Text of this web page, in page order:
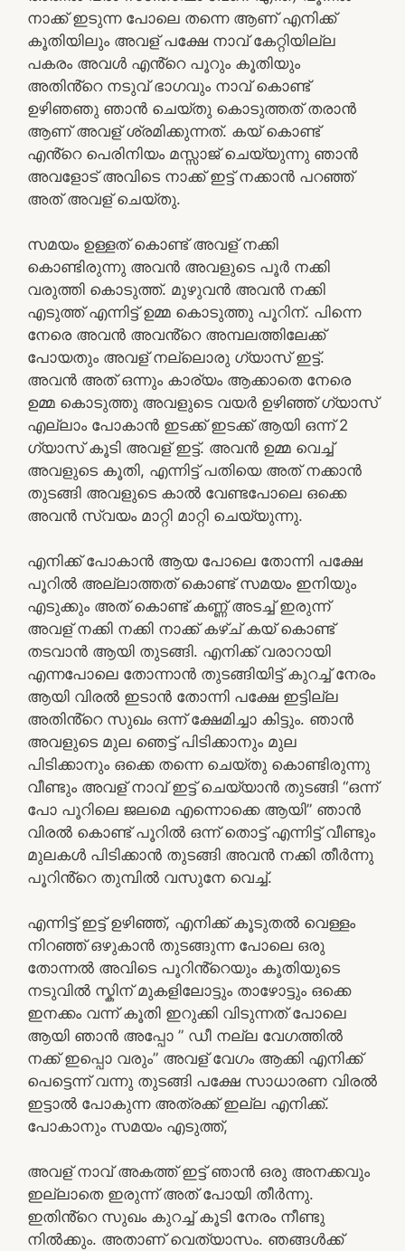
നാക്ക് ഇടുന്ന പോലെ തന്നെ ആണ് എനിക്ക്
കൂതിയിലും അവള് പക്ഷേ നാവ് കേറ്റിയില്ല
പകരം അവൾ എൻ്റെ പൂറും കൂതിയും
അതിൻ്റെ നടുവ് ഭാഗവും നാവ് കൊണ്ട്
ഉഴിഞഞു ഞാൻ ചെയ്തു കൊടുത്തത് തരാൻ
ആണ് അവള് ശ്രമിക്കുന്നത്. കയ് കൊണ്ട്
എൻ്റെ പെരിനിയം മസ്സാജ് ചെയ്യുന്നു ഞാൻ
അവളോട് അവിടെ നാക്ക് ഇട്ട് നക്കാൻ പറഞ്ഞ്
അത് അവള് ചെയ്തു.
സമയം ഉള്ളത് കൊണ്ട് അവള് നക്കി
കൊണ്ടിരുന്നു അവൻ അവളുടെ പൂർ നക്കി
വരുത്തി കൊടുത്ത്. മുഴുവൻ അവൻ നക്കി
എടുത്ത് എന്നിട്ട് ഉമ്മ കൊടുത്തു പൂറിന്. പിന്നെ
നേരെ അവൻ അവൻ്റെ അമ്പലത്തിലേക്ക്
പോയതും അവള് നല്ലൊരു ഗ്യാസ് ഇട്ട്.
അവൻ അത് ഒന്നും കാര്യം ആക്കാതെ നേരെ
ഉമ്മ കൊടുത്തു അവളുടെ വയർ ഉഴിഞ്ഞ് ഗ്യാസ്
എല്ലാം പോകാൻ ഇടക്ക് ഇടക്ക് ആയി ഒന്ന് 2
ഗ്യാസ് കൂടി അവള് ഇട്ട്. അവൻ ഉമ്മ വെച്ച്
അവളുടെ കൂതി, എന്നിട്ട് പതിയെ അത് നക്കാൻ
തുടങ്ങി അവളുടെ കാൽ വേണ്ടപോലെ ഒക്കെ
അവൻ സ്വയം മാറ്റി മാറ്റി ചെയ്യുന്നു.
എനിക്ക് പോകാൻ ആയ പോലെ തോന്നി പക്ഷേ
പൂറിൽ അല്ലാത്തത് കൊണ്ട് സമയം ഇനിയും
എടുക്കും അത് കൊണ്ട് കണ്ണ് അടച്ച് ഇരുന്ന്
അവള് നക്കി നക്കി നാക്ക് കഴ്ച് കയ് കൊണ്ട്
തടവാൻ ആയി തുടങ്ങി. എനിക്ക് വരാറായി
എന്നപോലെ തോന്നാൻ തുടങ്ങിയിട്ട് കുറച്ച് നേരം
ആയി വിരൽ ഇടാൻ തോന്നി പക്ഷേ ഇട്ടില്ല
അതിൻ്റെ സുഖം ഒന്ന് ക്ഷേമിച്ചാ കിട്ടും. ഞാൻ
അവളുടെ മുല ഞെട്ട് പിടിക്കാനും മുല
പിടിക്കാനും ഒക്കെ തന്നെ ചെയ്തു കൊണ്ടിരുന്നു
വീണ്ടും അവള് നാവ് ഇട്ട് ചെയ്യാൻ തുടങ്ങി “ഒന്ന്
പോ പൂറിലെ ജലമെ എന്നൊക്കെ ആയി” ഞാൻ
വിരൽ കൊണ്ട് പൂറിൽ ഒന്ന് തൊട്ട് എന്നിട്ട് വീണ്ടും
മുലകൾ പിടിക്കാൻ തുടങ്ങി അവൻ നക്കി തീർന്നു
പൂറിൻ്റെ തുമ്പിൽ വസുനേ വെച്ച്.
എന്നിട്ട് ഇട്ട് ഉഴിഞ്ഞ്, എനിക്ക് കൂടുതൽ വെള്ളം
നിറഞ്ഞ് ഒഴുകാൻ തുടങ്ങുന്ന പോലെ ഒരു
തോന്നൽ അവിടെ പൂറിൻ്റെയും കൂതിയുടെ
നടുവിൽ സ്കിന് മുകളിലോട്ടും താഴോട്ടും ഒക്കെ
ഇനക്കം വന്ന് കൂതി ഇറുക്കി വിടുന്നത് പോലെ
ആയി ഞാൻ അപ്പോ ” ഡീ നല്ല വേഗത്തിൽ
നക്ക് ഇപ്പൊ വരും” അവള് വേഗം ആക്കി എനിക്ക്
പെട്ടെന്ന് വന്നു തുടങ്ങി പക്ഷേ സാധാരണ വിരൽ
ഇട്ടാൽ പോകുന്ന അത്രക്ക് ഇല്ല എനിക്ക്.
പോകാനും സമയം എടുത്ത്,
അവള് നാവ് അകത്ത് ഇട്ട് ഞാൻ ഒരു അനക്കവും
ഇല്ലാതെ ഇരുന്ന് അത് പോയി തീർന്നു.
ഇതിൻ്റെ സുഖം കുറച്ച് കൂടി നേരം നീണ്ടു
നിൽക്കും. അതാണ് വെത്യാസം. ഞങ്ങൾക്ക്